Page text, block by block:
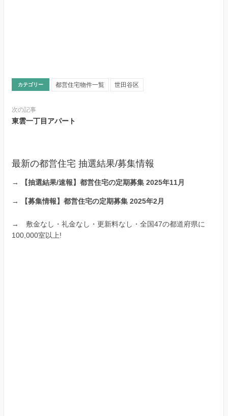
カテゴリー 都営住宅物件一覧 世田谷区
次の記事
東雲一丁目アパート
最新の都営住宅 抽選結果/募集情報
→ 【抽選結果/速報】都営住宅の定期募集 2025年11月
→ 【募集情報】都営住宅の定期募集 2025年2月
→ 敷金なし・礼金なし・更新料なし・全国47の都道府県に
100,000室以上!